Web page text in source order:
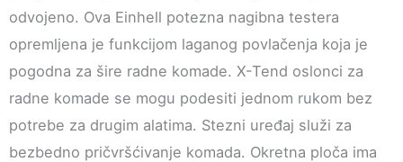
odvojeno. Ova Einhell potezna nagibna testera
opremljena je funkcijom laganog povlačenja koja je
pogodna za šire radne komade. X-Tend oslonci za
radne komade se mogu podesiti jednom rukom bez
potrebe za drugim alatima. Stezni uređaj služi za
bezbedno pričvršćivanje komada. Okretna ploča ima